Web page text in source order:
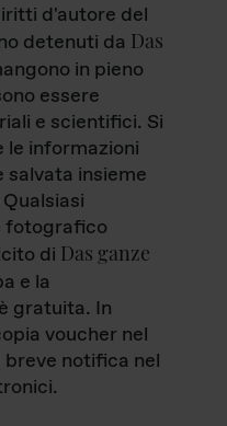
d'autore del
detenuti da Das
in pieno
essere
e scientifici. Si
le informazioni
insieme
fotografico
di Das ganze
e la
gratuita. In
voucher nel
breve notifica nel